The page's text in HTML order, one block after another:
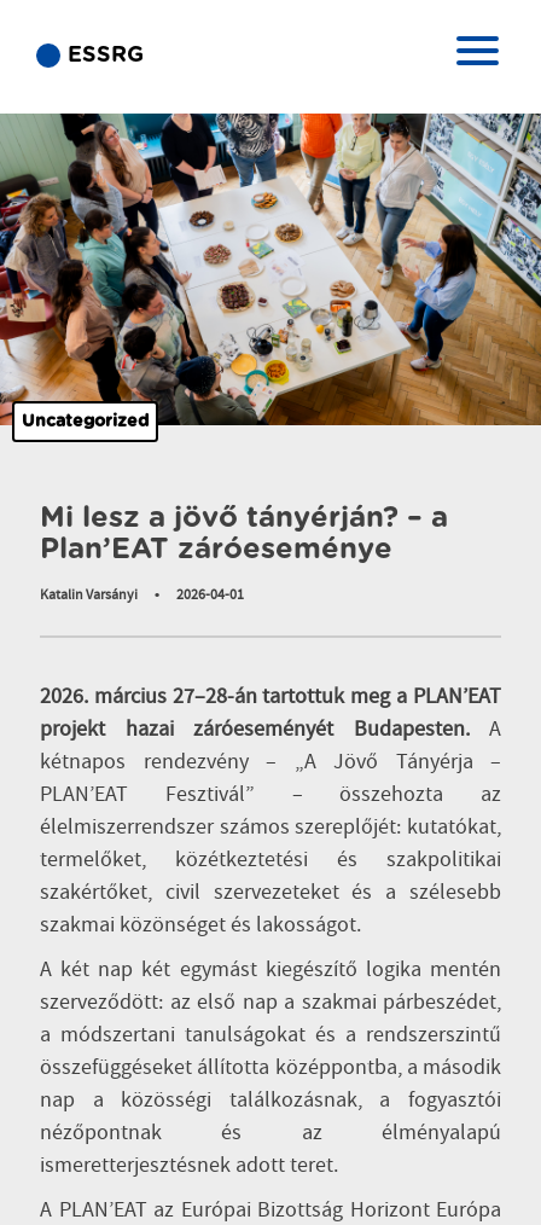
ESSRG
Uncategorized
Mi lesz a jövő tányérján? – a
Plan’EAT záróeseménye
Katalin Varsányi • 2026-04-01
2026. március 27–28-án tartottuk meg a PLAN’EAT
projekt hazai záróeseményét Budapesten.A
kétnapos rendezvény – „A Jövő Tányérja –
PLAN’EAT Fesztivál” – összehozta az
élelmiszerrendszer számos szereplőjét: kutatókat,
termelőket, közétkeztetési és szakpolitikai
szakértőket, civil szervezeteket és a szélesebb
szakmai közönséget és lakosságot.
A két nap két egymást kiegészítő logika mentén
szerveződött: az első nap a szakmai párbeszédet,
a módszertani tanulságokat és a rendszerszintű
összefüggéseket állította középpontba, a második
nap a közösségi találkozásnak, a fogyasztói
nézőpontnak és az élményalapú
ismeretterjesztésnek adott teret.
A PLAN’EAT az Európai Bizottság Horizont Európa